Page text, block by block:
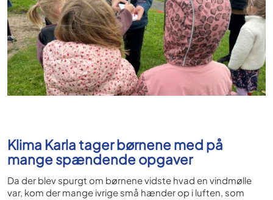
Klima Karla tager børnene med på
mange spændende opgaver
Da der blev spurgt om børnene vidste hvad en vindmølle
var, kom der mange ivrige små hænder op i luften, som